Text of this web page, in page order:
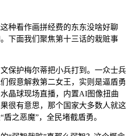
种看作画拼经费的东东没啥好聊
下面我们聚焦第十三话的栽赃事
保护梅尔蒂把小兵打到。一众士兵
假意解救第二女王，实则是逼盾勇
晶球现场直播，内置AI图像扭曲
很有意思，那个国家大多数人就这
之恶魔”，全民堵截盾勇。